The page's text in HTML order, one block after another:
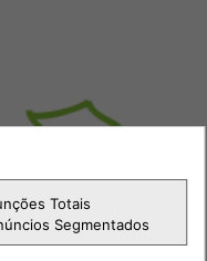
Totais
Segmentados